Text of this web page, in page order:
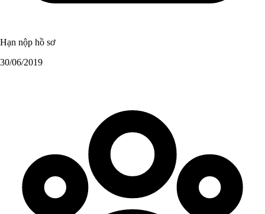
Hạn nộp hồ sơ
30/06/2019